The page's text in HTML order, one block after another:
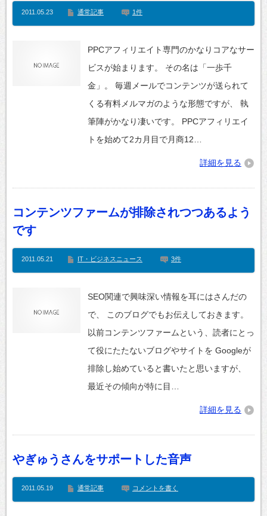
2011.05.23 通常記事 1件
PPCアフィリエイト専門のかなりコアなサー
ビスが始まります。 その名は「一歩千
金」。 毎週メールでコンテンツが送られて
くる有料メルマガのような形態ですが、 執
筆陣がかなり凄いです。 PPCアフィリエイ
トを始めて2カ月目で月商12…
詳細を見る
コンテンツファームが排除されつつあるよう
です
2011.05.21 IT・ビジネスニュース 3件
SEO関連で興味深い情報を耳にはさんだの
で、 このブログでもお伝えしておきます。
以前コンテンツファームという、読者にとっ
て役にたたないブログやサイトを Googleが
排除し始めていると書いたと思いますが、
最近その傾向が特に目…
詳細を見る
やぎゅうさんをサポートした音声
2011.05.19 通常記事 コメントを書く